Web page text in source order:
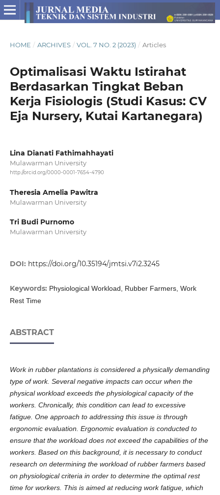
HOME / ARCHIVES / VOL. 7 NO. 2 (2023) / Articles
Optimalisasi Waktu Istirahat
Berdasarkan Tingkat Beban
Kerja Fisiologis (Studi Kasus: CV
Eja Nursery, Kutai Kartanegara)
Lina Dianati Fathimahhayati
Mulawarman University
http://orcid.org/0000-0001-7654-4790
Theresia Amelia Pawitra
Mulawarman University
Tri Budi Purnomo
Mulawarman University
DOI: https://doi.org/10.35194/jmtsi.v7i2.3245
Keywords: Physiological Workload, Rubber Farmers, Work
Rest Time
ABSTRACT
Work in rubber plantations is considered a physically demanding
type of work. Several negative impacts can occur when the
physical workload exceeds the physiological capacity of the
workers. Chronically, this condition can lead to excessive
fatigue. One approach to addressing this issue is through
ergonomic evaluation. Ergonomic evaluation is conducted to
ensure that the workload does not exceed the capabilities of the
workers. Based on this background, it is necessary to conduct
research on determining the workload of rubber farmers based
on physiological criteria in order to determine the optimal rest
time for workers. This is aimed at reducing work fatigue, which